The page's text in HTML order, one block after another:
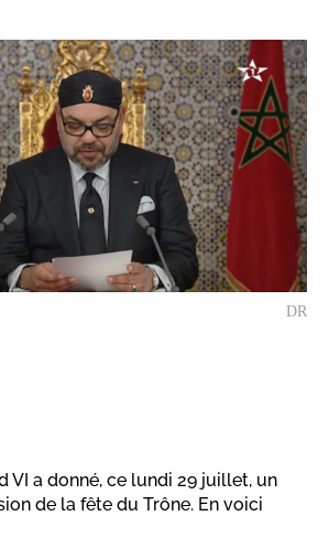
DR
VI a donné, ce lundi 29 juillet, un
de la fête du Trône. En voici